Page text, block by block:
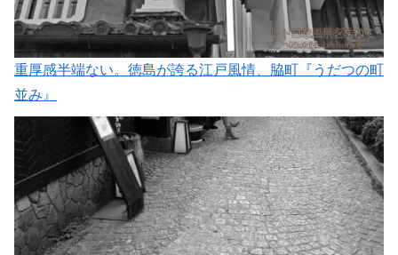
重厚感半端ない。徳島が誇る江戸風情、脇町『うだつの町
並み』